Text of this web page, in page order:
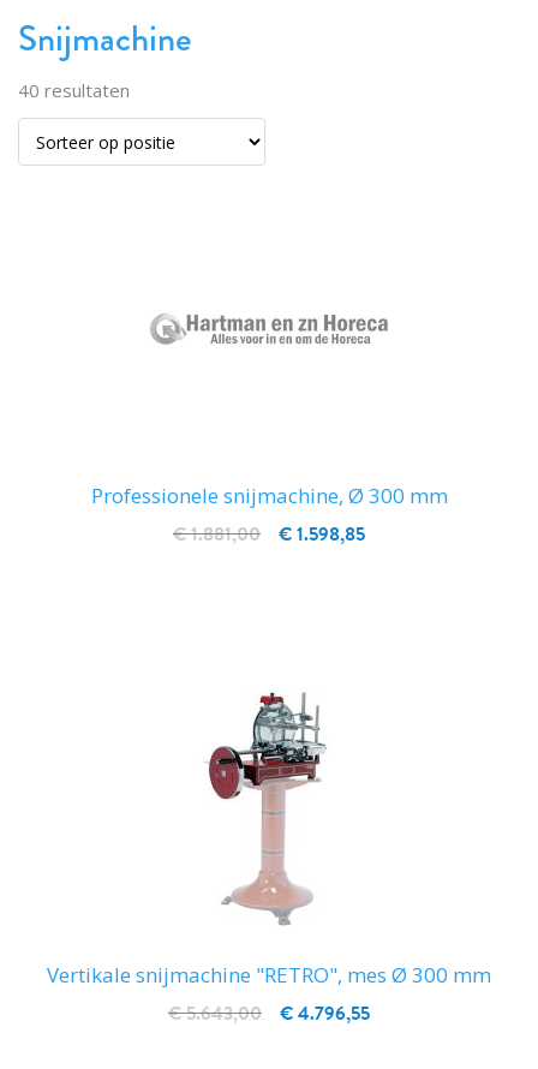
Snijmachine
40 resultaten
Professionele snijmachine, Ø 300 mm
€ 1.598,85
€ 1.881,00
Vertikale snijmachine "RETRO", mes Ø 300 mm
€ 4.796,55
€ 5.643,00